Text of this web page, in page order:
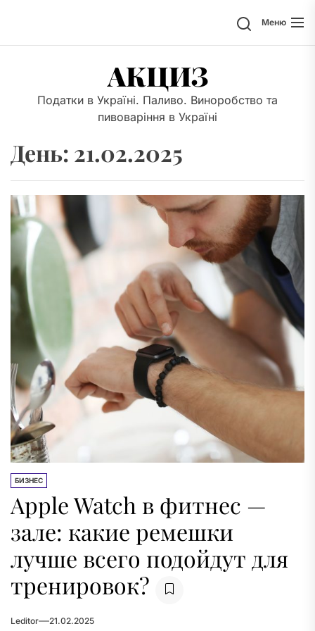
содержимому
ПоискМеню
АКЦИЗ
Податки в Україні. Паливо. Виноробство та
пивоваріння в Україні
День: 21.02.2025
БИЗНЕС
Apple Watch в фитнес —
зале: какие ремешки
лучше всего подойдут для
тренировок?
Leditor 21.02.2025